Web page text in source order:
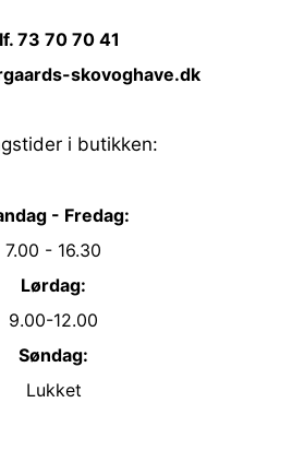
73 70 70 41
skovoghave.dk
i butikken:
- Fredag:
7.00 - 16.30
Lørdag:
9.00-12.00
Søndag:
Lukket